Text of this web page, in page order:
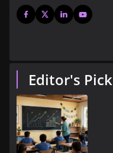
Editor's Pick